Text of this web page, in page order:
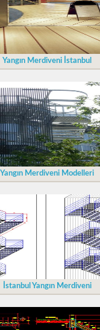
Yangın Merdiveni İstanbul
Yangın Merdiveni Modelleri
İstanbul Yangın Merdiveni